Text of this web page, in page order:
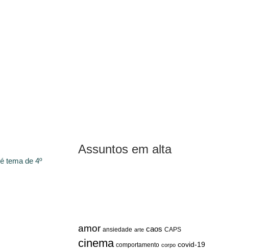
Assuntos em alta
amor ansiedade arte caos CAPS
cinema comportamento corpo covid-19
tema de 4º